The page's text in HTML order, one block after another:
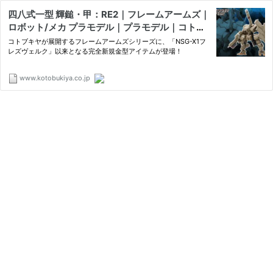
四八式一型 輝鎚・甲：RE2｜フレームアームズ｜
ロボット/メカ プラモデル｜プラモデル｜コトブ
キヤ製品情報ポータルサイト｜フィギュア・プラ
モデル・ホビー｜壽屋
コトブキヤが展開するフレームアームズシリーズに、「NSG-X1フ
レズヴェルク」以来となる完全新規金型アイテムが登場！
www.kotobukiya.co.jp